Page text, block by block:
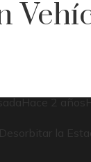
Hace 2 años